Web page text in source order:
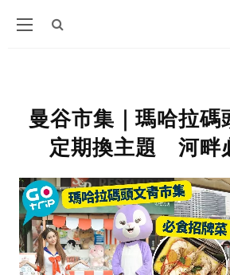
曼谷市集｜瑪哈拉碼
定期換主題 河畔